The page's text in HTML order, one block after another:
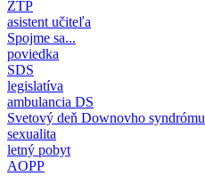
ZŤP
asistent učiteľa
Spojme sa...
poviedka
SDS
legislatíva
ambulancia DS
Svetový deň Downovho syndrómu
sexualita
letný pobyt
AOPP